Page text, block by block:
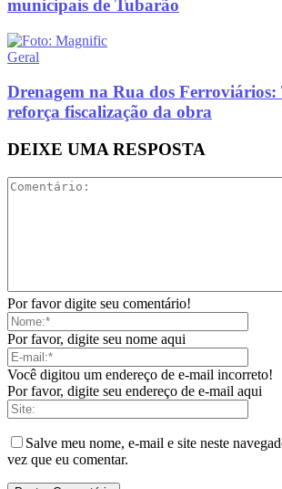
municipais de Tubarão
Geral
Drenagem na Rua dos Ferroviários:
reforça fiscalização da obra
DEIXE UMA RESPOSTA
Por favor digite seu comentário!
Por favor, digite seu nome aqui
Você digitou um endereço de e-mail incorreto!
Por favor, digite seu endereço de e-mail aqui
Salve meu nome, e-mail e site neste
vez que eu comentar.